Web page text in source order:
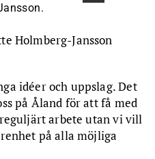
Holmberg-Jansson
idéer och uppslag. Det
på Åland för att få med
arbete utan vi vill
på alla möjliga